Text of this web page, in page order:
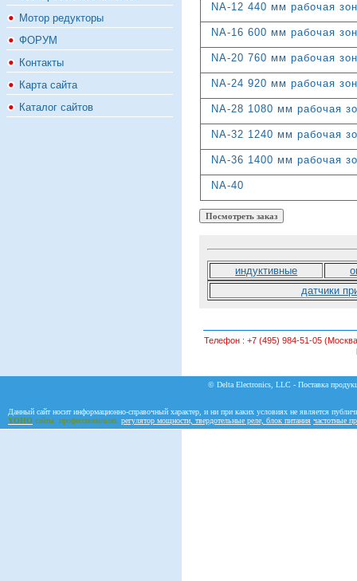
Мотор редукторы
ФОРУМ
Контакты
Карта сайта
Каталог сайтов
NA-12 440 мм рабочая
NA-16 600 мм рабочая
NA-20 760 мм рабочая
NA-24 920 мм рабочая
NA-28 1080 мм рабочая
NA-32 1240 мм рабочая
NA-36 1400 мм рабочая
NA-40
индуктивные
датчики
Телефон :+7 (495) 984-51-05
© Delta Electronics, LLC - Поставка
Данный сайт носит информационно-справочный характер, и ни при каких условиях не является
YOHO сайты. профессионально. регулятор мощности, твердотельные реле, блок питания частотные